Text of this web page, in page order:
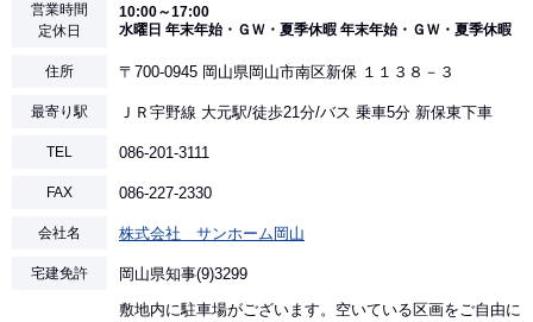
営業時間
定休日
10:00～17:00
水曜日 年末年始・ＧＷ・夏季休暇 年末年始・ＧＷ・夏季休暇
住所 〒700-0945 岡山県岡山市南区新保 １１３８－３
最寄り駅 ＪＲ宇野線 大元駅/徒歩21分/バス 乗車5分 新保東下車
TEL 086-201-3111
FAX 086-227-2330
会社名 株式会社 サンホーム岡山
宅建免許 岡山県知事(9)3299
敷地内に駐車場がございます。空いている区画をご自由に